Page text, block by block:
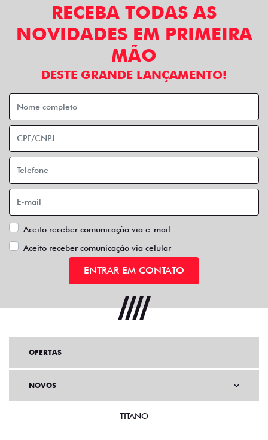
RECEBA TODAS AS
NOVIDADES EM PRIMEIRA
MÃO
DESTE GRANDE LANÇAMENTO!
Aceito receber comunicação via e-mail
Aceito receber comunicação via celular
ENTRAR EM CONTATO
OFERTAS
NOVOS
TITANO